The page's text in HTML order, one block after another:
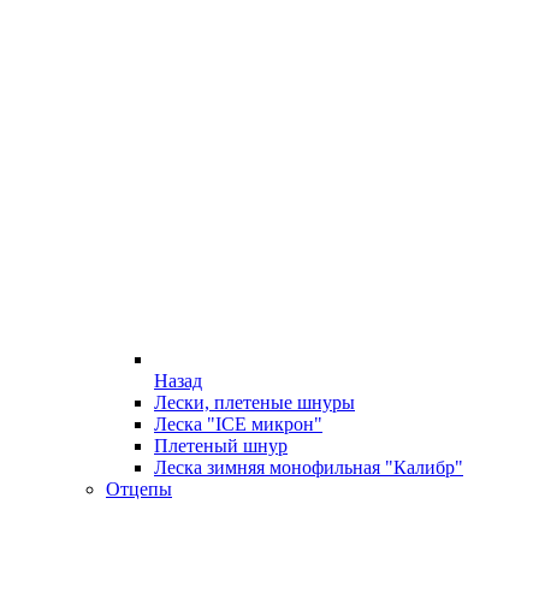
Назад
Лески, плетеные шнуры
Леска "ICE микрон"
Плетеный шнур
Леска зимняя монофильная "Калибр"
Отцепы